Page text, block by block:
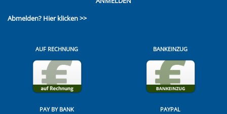
Abmelden? Hier klicken >>
AUF RECHNUNG BANKEINZUG
PAY BY BANK PAYPAL